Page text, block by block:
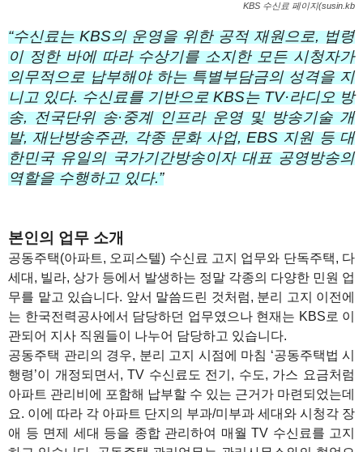
KBS 수신료 페이지(susin.kb
“수신료는 KBS의 운영을 위한 공적 재원으로, 법령
이 정한 바에 따라 수상기를 소지한 모든 시청자가
의무적으로 납부해야 하는 특별부담금의 성격을 지
니고 있다. 수신료를 기반으로 KBS는 TV·라디오 방
송, 전국단위 송·중계 인프라 운영 및 방송기술 개
발, 재난방송주관, 각종 문화 사업, EBS 지원 등 대
한민국 유일의 국가기간방송이자 대표 공영방송의
역할을 수행하고 있다.”
본인의 업무 소개
공동주택(아파트, 오피스텔) 수신료 고지 업무와 단독주택, 다
세대, 빌라, 상가 등에서 발생하는 정말 각종의 다양한 민원 업
무를 맡고 있습니다. 앞서 말씀드린 것처럼, 분리 고지 이전에
는 한국전력공사에서 담당하던 업무였으나 현재는 KBS로 이
관되어 지사 직원들이 나누어 담당하고 있습니다.
공동주택 관리의 경우, 분리 고지 시점에 마침 ‘공동주택법 시
행령’이 개정되면서, TV 수신료도 전기, 수도, 가스 요금처럼
아파트 관리비에 포함해 납부할 수 있는 근거가 마련되었는데
요. 이에 따라 각 아파트 단지의 부과/미부과 세대와 시청각 장
애 등 면제 세대 등을 종합 관리하여 매월 TV 수신료를 고지